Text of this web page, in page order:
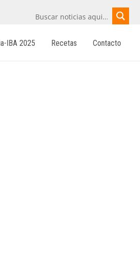
IBA 2025 Recetas Contacto